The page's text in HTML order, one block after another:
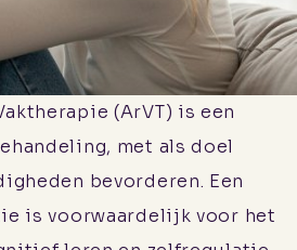
(ArVT) is een
met als doel
bevorderen. Een
is voorwaardelijk voor het